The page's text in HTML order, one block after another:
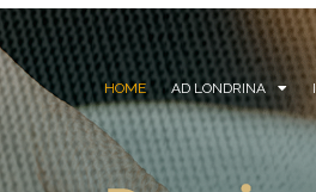
HOME AD LONDRINA